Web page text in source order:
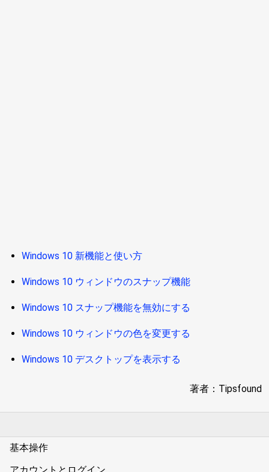
Windows 10 新機能と使い方
Windows 10 ウィンドウのスナップ機能
Windows 10 スナップ機能を無効にする
Windows 10 ウィンドウの色を変更する
Windows 10 デスクトップを表示する
著者：Tipsfound
基本操作